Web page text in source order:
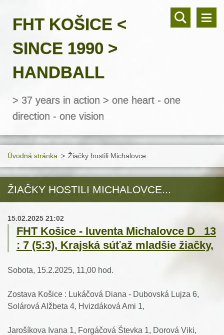
FHT KOŠICE <
SINCE 1990 >
HANDBALL
> 37 years in action > one heart - one
direction - one vision
Úvodná stránka > Žiačky hostili Michalovce...
ŽIAČKY HOSTILI MICHALOVCE...
15.02.2025 21:02
FHT Košice - Iuventa Michalovce D 13
: 7 (5:3), Krajská súťaž mladšie žiačky,
Sobota, 15.2.2025, 11,00 hod.
Zostava Košice : Lukáčová Diana - Dubovská Lujza 6,
Solárová Alžbeta 4, Hvizdáková Ami 1,
Jarošíkova Ivana 1, Forgáčová Števka 1, Dorová Viki,